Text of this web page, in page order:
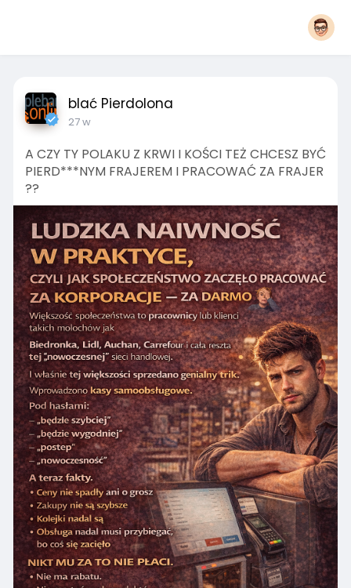
blać Pierdolona
27 w
A CZY TY POLAKU Z KRWI I KOŚCI TEŻ CHCESZ BYĆ
PIERD***NYM FRAJEREM I PRACOWAĆ ZA FRAJER
??